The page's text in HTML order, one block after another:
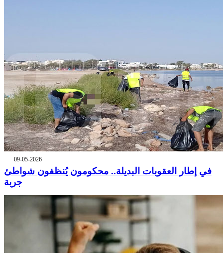
09-05-2026
في إطار العقوبات البديلة.. محكومون يُنظفون شواطئ
جربة